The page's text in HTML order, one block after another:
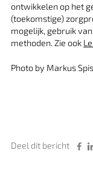
ontwikkelen op het
(toekomstige)
mogelijk, gebruik
methoden. Zie ook
Photo by Markus
Deel dit bericht